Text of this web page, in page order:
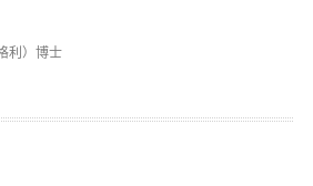
利）博士